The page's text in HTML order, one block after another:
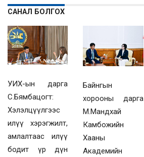
САНАЛ БОЛГОХ
УИХ-ын дарга
С.Бямбацогт:
Хэлэлцүүлгээс
илүү хэрэгжилт,
амлалтаас илүү
бодит үр дүн
Байнгын
хорооны дарга
М.Мандхай
Камбожийн
Хааны
Академийн